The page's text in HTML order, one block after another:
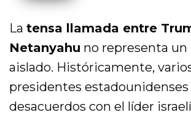
Latensa llamada entre
Netanyahu no representa un
aislado. Históricamente,
presidentes
desacuerdos con el líder